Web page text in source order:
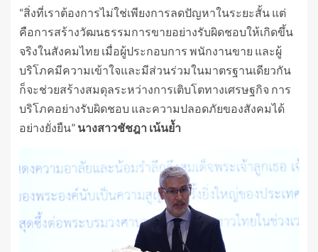
“สิ่งที่เราต้องการไม่ใช่เพียงการลดปัญหาในระยะสั้น แต่
คือการสร้างวัฒนธรรมการขายอย่างรับผิดชอบให้เกิดขึ้น
จริงในสังคมไทย เมื่อผู้ประกอบการ พนักงานขาย และผู้
บริโภคมีความเข้าใจและมีส่วนร่วมในมาตรฐานเดียวกัน
ก็จะช่วยสร้างสมดุลระหว่างการเติบโตทางเศรษฐกิจ การ
บริโภคอย่างรับผิดชอบ และความปลอดภัยของสังคมได้
อย่างยั่งยืน” นางสาวชัชฎา เน้นย้ำ